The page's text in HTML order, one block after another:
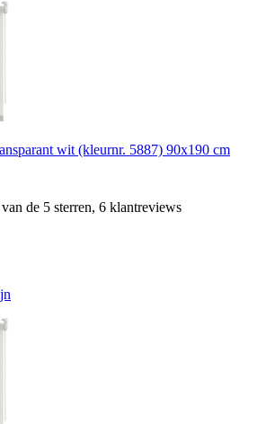
wit (kleurnr. 5887) 90x190 cm
de 5 sterren, 6 klantreviews